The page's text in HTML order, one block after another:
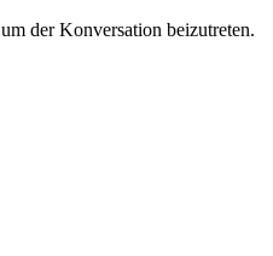
um der Konversation beizutreten.